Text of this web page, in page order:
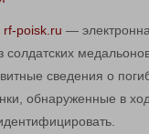
rf-poisk.ru —
солдатских
сведения о
обнаруженные в